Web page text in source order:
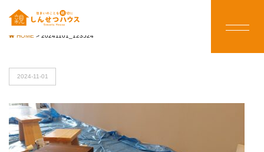
HOME > 20241101_123524
2024-11-01